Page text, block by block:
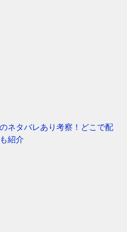
ネタバレあり考察！どこで配
紹介